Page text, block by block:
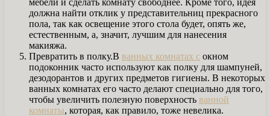
должна найти отклик у представительниц прекрасного
пола, так как освещение этого стола будет, опять же,
естественным, а, значит, лучшим для нанесения
макияжа.
Превратить в полку.В ванных комнатах с окном
подоконник часто используют как полку для шампуней,
дезодорантов и других предметов гигиены. В некоторых
ванных комнатах его часто делают специально для того,
чтобы увеличить полезную поверхность ванной
комнаты, которая, как правило, тоже невелика.